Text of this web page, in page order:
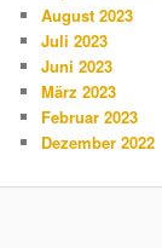
August 2023
Juli 2023
Juni 2023
März 2023
Februar 2023
Dezember 2022